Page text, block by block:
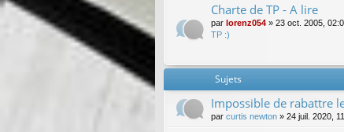
Charte de TP - A lire
par lorenz054 » 23 oct. 2005,
TP :)
Sujets
Impossible de rabattre
par curtis newton » 24 juil. 2020,